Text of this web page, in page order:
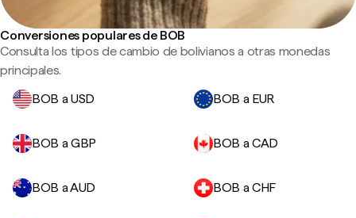
Conversiones populares de BOB
Consulta los tipos de cambio de bolivianos a otras monedas
principales.
BOB a USD
BOB a EUR
BOB a GBP BOB a CAD
BOB a AUD BOB a CHF